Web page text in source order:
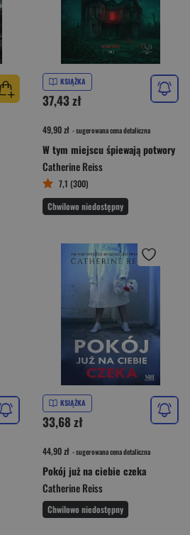
KSIĄŻKA
37,43 zł
49,90 zł - sugerowana cena detaliczna
W tym miejscu śpiewają potwory
Catherine Reiss
7,1 (300)
Chwilowo niedostępny
KSIĄŻKA
33,68 zł
44,90 zł - sugerowana cena detaliczna
Pokój już na ciebie czeka
Catherine Reiss
Chwilowo niedostępny